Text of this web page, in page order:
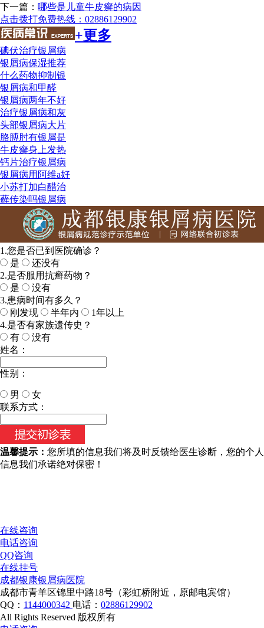
下一篇： 哪些是儿童牛皮癣的病因
点击拨打免费热线：02886129902
+更多
碘伏治疗银屑病
银屑病保湿推荐
什么药物抑制银
银屑病和甲醛
银屑病两年不好
治疗银屑病和灰
头部银屑病大片
胳膊肘有银屑是
牛皮癣身上发热
钙片治疗银屑病
银屑病用阿维a好
小苏打加白醋治
藓传染吗银屑病
1.您是否已到医院确诊？
是
还没有
2.是否服用抗癣药物？
是
没有
3.患病时间有多久？
刚发现
半年内
1年以上
4.是否有家族遗传史？
有
没有
姓名：
性别：
男
女
今天日期：
联系方式：
温馨提示： 您所填的信息我们将及时反馈给医生诊断，您的个人
信息我们承诺绝对保密！
在线咨询
电话咨询
QQ咨询
在线挂号
成都银康银屑病医院
成都市青羊区锦里中路18号（彩虹桥附近，原邮电宾馆）
QQ： 1144000342 电话： 02886129902
All Rights Reserved 版权所有